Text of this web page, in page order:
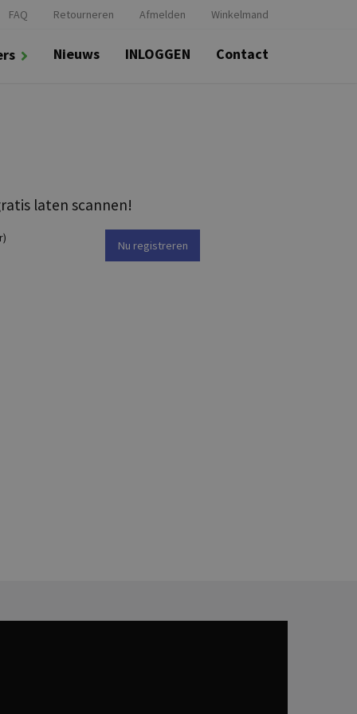
FAQ Retourneren Afmelden Winkelmand
Nieuws INLOGGEN Contact
laten scannen!
Nu registreren